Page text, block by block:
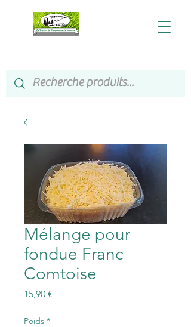
Mélange pour
fondue Franc
Comtoise
15,90 €
Poids *